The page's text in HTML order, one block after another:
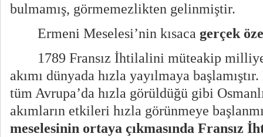
bulmamış, görmemezlikten gelinmiştir.
Ermeni Meselesi’nin kısaca gerçek
1789 Fransız İhtilalini müteakip
akımı dünyada hızla yayılmaya
tüm Avrupa’da hızla görüldüğü gibi
akımların etkileri hızla görünmeye
meselesinin ortaya çıkmasında Fransız